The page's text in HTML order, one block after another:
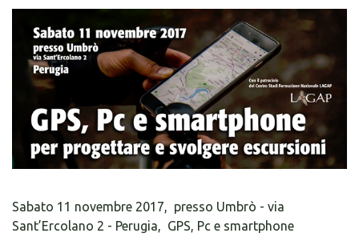
Sabato 11 novembre 2017, presso Umbrò - via
Sant’Ercolano 2 - Perugia, GPS, Pc e smartphone